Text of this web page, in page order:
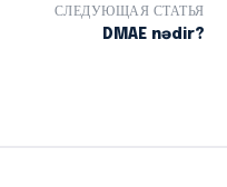
СЛЕДУЮЩАЯ СТАТЬЯ
DMAE nədir?